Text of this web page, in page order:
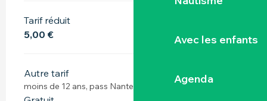
Avec les enfants
Agenda
Tarif réduit
5,00 €
Autre tarif
moins de 12 ans, pass Nantes